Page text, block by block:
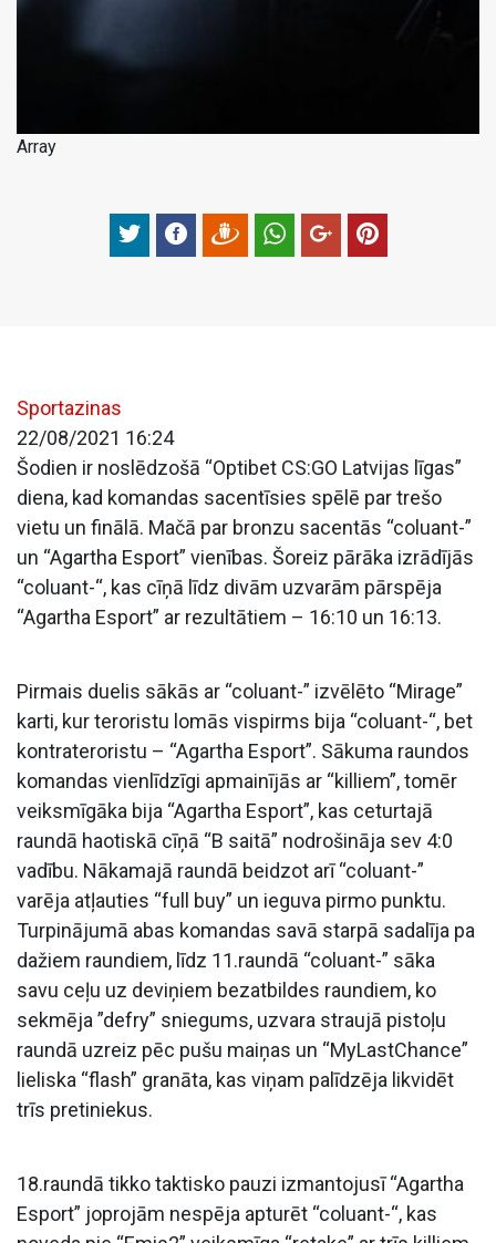
Array
Sportazinas
22/08/2021 16:24
Šodien ir noslēdzošā “Optibet CS:GO Latvijas līgas”
diena, kad komandas sacentīsies spēlē par trešo
vietu un finālā. Mačā par bronzu sacentās “coluant-”
un “Agartha Esport” vienības. Šoreiz pārāka izrādījās
“coluant-“, kas cīņā līdz divām uzvarām pārspēja
“Agartha Esport” ar rezultātiem – 16:10 un 16:13.
Pirmais duelis sākās ar “coluant-” izvēlēto “Mirage”
karti, kur teroristu lomās vispirms bija “coluant-“, bet
kontrateroristu – “Agartha Esport”. Sākuma raundos
komandas vienlīdzīgi apmainījās ar “killiem”, tomēr
veiksmīgāka bija “Agartha Esport”, kas ceturtajā
raundā haotiskā cīņā “B saitā” nodrošināja sev 4:0
vadību. Nākamajā raundā beidzot arī “coluant-”
varēja atļauties “full buy” un ieguva pirmo punktu.
Turpinājumā abas komandas savā starpā sadalīja pa
dažiem raundiem, līdz 11.raundā “coluant-” sāka
savu ceļu uz deviņiem bezatbildes raundiem, ko
sekmēja ”defry” sniegums, uzvara straujā pistoļu
raundā uzreiz pēc pušu maiņas un “MyLastChance”
lieliska “flash” granāta, kas viņam palīdzēja likvidēt
trīs pretiniekus.
18.raundā tikko taktisko pauzi izmantojusī “Agartha
Esport” joprojām nespēja apturēt “coluant-“, kas